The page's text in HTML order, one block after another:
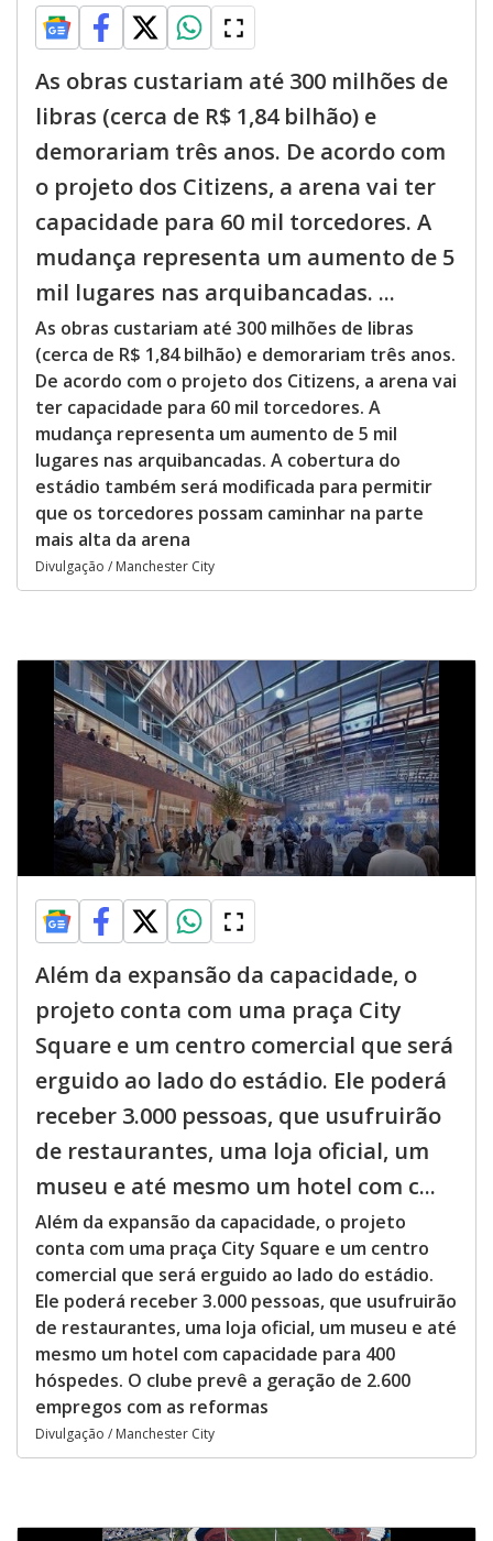
As obras custariam até 300 milhões de
libras (cerca de R$ 1,84 bilhão) e
demorariam três anos. De acordo com
o projeto dos Citizens, a arena vai ter
capacidade para 60 mil torcedores. A
mudança representa um aumento de 5
mil lugares nas arquibancadas. ...
As obras custariam até 300 milhões de libras
(cerca de R$ 1,84 bilhão) e demorariam três anos.
De acordo com o projeto dos Citizens, a arena vai
ter capacidade para 60 mil torcedores. A
mudança representa um aumento de 5 mil
lugares nas arquibancadas. A cobertura do
estádio também será modificada para permitir
que os torcedores possam caminhar na parte
mais alta da arena
Divulgação / Manchester City
Além da expansão da capacidade, o
projeto conta com uma praça City
Square e um centro comercial que será
erguido ao lado do estádio. Ele poderá
receber 3.000 pessoas, que usufruirão
de restaurantes, uma loja oficial, um
museu e até mesmo um hotel com c...
Além da expansão da capacidade, o projeto
conta com uma praça City Square e um centro
comercial que será erguido ao lado do estádio.
Ele poderá receber 3.000 pessoas, que usufruirão
de restaurantes, uma loja oficial, um museu e até
mesmo um hotel com capacidade para 400
hóspedes. O clube prevê a geração de 2.600
empregos com as reformas
Divulgação / Manchester City